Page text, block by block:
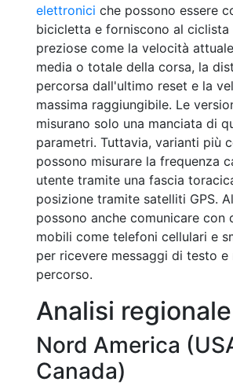
elettronici che possono essere
bicicletta e forniscono al ciclista
preziose come la velocità
media o totale della corsa, la
percorsa dall'ultimo reset e la
massima raggiungibile. Le
misurano solo una manciata di
parametri. Tuttavia, varianti più
possono misurare la frequenza
utente tramite una fascia
posizione tramite satelliti GPS.
possono anche comunicare con
mobili come telefoni cellulari e
per ricevere messaggi di testo e
percorso.
Analisi regionale
Nord America
Canada)